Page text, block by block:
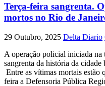
Terça-feira sangrenta.
mortos no Rio de
29 Outubro, 2025 Delta Diario
A operação policial iniciada na
sangrenta da história da
Entre as vítimas mortais estão
feira a Defensoria Pública